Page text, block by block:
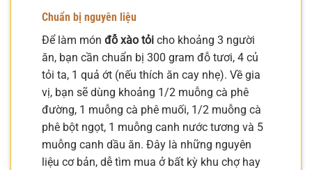
Chuẩn bị nguyên liệu
Để làm món đỗ xào tỏi cho khoảng 3 người
ăn, bạn cần chuẩn bị 300 gram đỗ tươi, 4 củ
tỏi ta, 1 quả ớt (nếu thích ăn cay nhẹ). Về gia
vị, bạn sẽ dùng khoảng 1/2 muỗng cà phê
đường, 1 muỗng cà phê muối, 1/2 muỗng cà
phê bột ngọt, 1 muỗng canh nước tương và 5
muỗng canh dầu ăn. Đây là những nguyên
liệu cơ bản, dễ tìm mua ở bất kỳ khu chợ hay